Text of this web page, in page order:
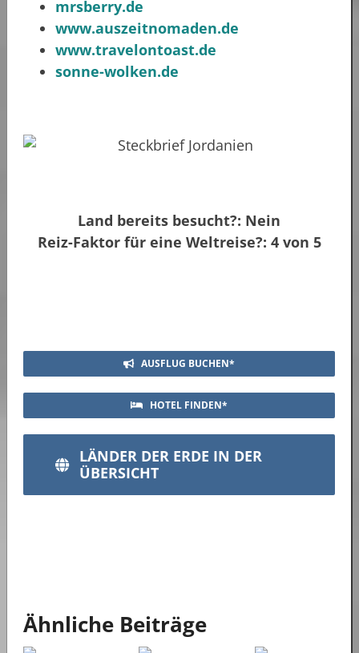
mrsberry.de
www.auszeitnomaden.de
www.travelontoast.de
sonne-wolken.de
Land bereits besucht?: Nein
Reiz-Faktor für eine Weltreise?: 4 von 5
AUSFLUG BUCHEN*
HOTEL FINDEN*
LÄNDER DER ERDE IN DER
ÜBERSICHT
Ähnliche Beiträge